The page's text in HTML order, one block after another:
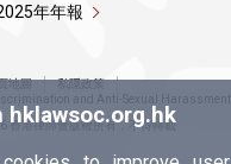
hklawsoc.org.hk
年年報
地圖
私隱政策
and Anti-Sexual Harassment
香港律師會版權所有，不得轉載